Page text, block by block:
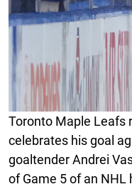
Toronto Maple Leafs
celebrates his goal
goaltender Andrei
of Game 5 of an NHL